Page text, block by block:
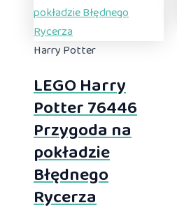
Harry Potter
LEGO Harry
Potter 76446
Przygoda na
pokładzie
Błędnego
Rycerza